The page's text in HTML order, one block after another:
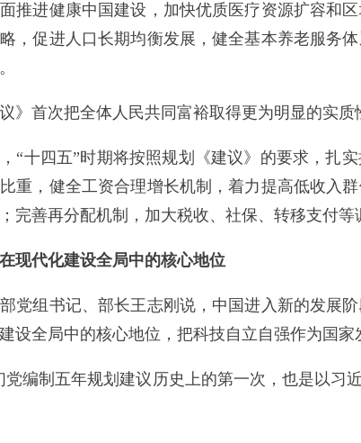
推进健康中国建设，加快优质医疗资源扩容和
，促进人口长期均衡发展，健全基本养老服务
首次把全体人民共同富裕取得更为明显的实质
四五”时期将按照规划《建议》的要求，扎实
重，健全工资合理增长机制，着力提高低收入
完善再分配机制，加大税收、社保、转移支付
现代化建设全局中的核心地位
组书记、部长王志刚说，中国进入新的发展阶
设全局中的核心地位，把科技自立自强作为国
制五年规划建议历史上的第一次，也是以习